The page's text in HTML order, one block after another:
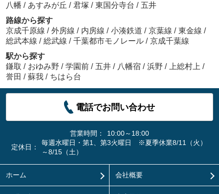
八幡 / あすみが丘 / 君塚 / 東国分寺台 / 五井
路線から探す
京成千原線 / 外房線 / 内房線 / 小湊鉄道 / 京葉線 / 東金線 /
総武本線 / 総武線 / 千葉都市モノレール / 京成千葉線
駅から探す
鎌取 / おゆみ野 / 学園前 / 五井 / 八幡宿 / 浜野 / 上総村上 /
誉田 / 蘇我 / ちはら台
電話でお問い合わせ
営業時間：
10:00～18:00
定休日：
毎週水曜日・第1、第3火曜日 ※夏季休業8/11（火）
～8/15（土）
ホーム 会社概要